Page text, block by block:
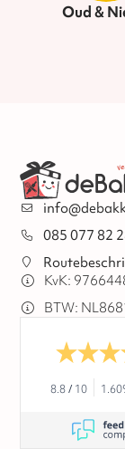
Oud &
085 077 82
KvK:
BTW:
8.8/ 10